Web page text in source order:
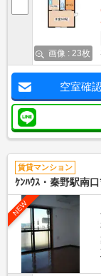
画像 : 23枚
空室確
賃貸マンション
ｹﾝﾊｳｽ・秦野駅南口
NEW